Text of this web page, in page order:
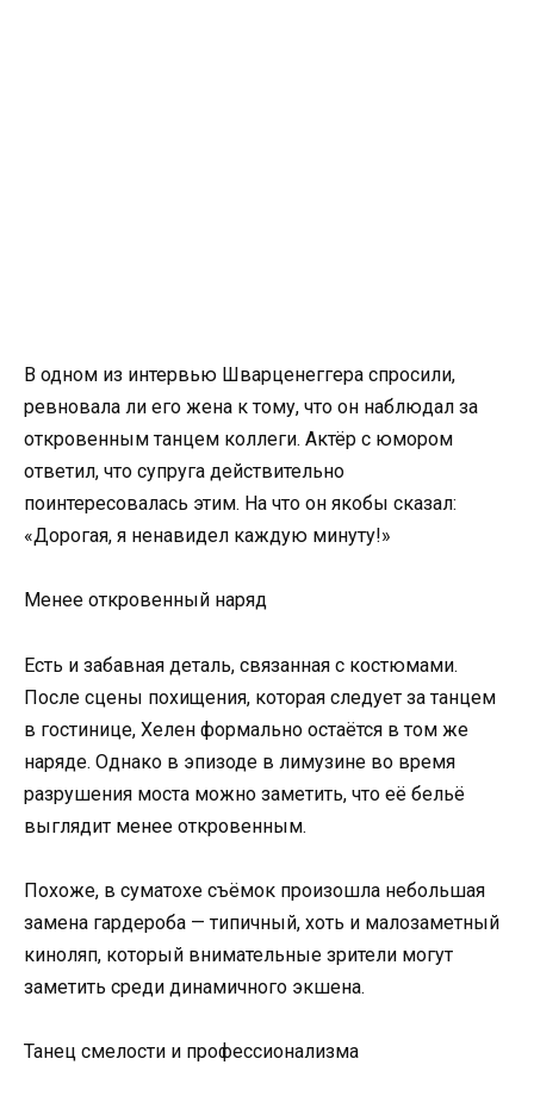
В одном из интервью Шварценеггера спросили,
ревновала ли его жена к тому, что он наблюдал за
откровенным танцем коллеги. Актёр с юмором
ответил, что супруга действительно
поинтересовалась этим. На что он якобы сказал:
«Дорогая, я ненавидел каждую минуту!»
Менее откровенный наряд
Есть и забавная деталь, связанная с костюмами.
После сцены похищения, которая следует за танцем
в гостинице, Хелен формально остаётся в том же
наряде. Однако в эпизоде в лимузине во время
разрушения моста можно заметить, что её бельё
выглядит менее откровенным.
Похоже, в суматохе съёмок произошла небольшая
замена гардероба — типичный, хоть и малозаметный
киноляп, который внимательные зрители могут
заметить среди динамичного экшена.
Танец смелости и профессионализма